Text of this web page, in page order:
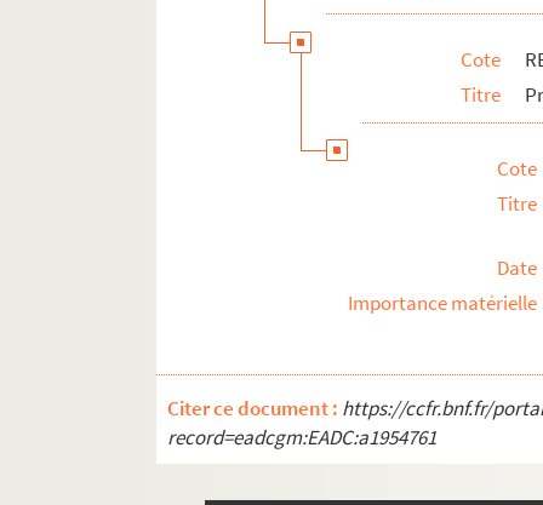
REC J 9.1-2. Alain Recoing directeur
REC J 10.1-2. Alain Recoing militant de
REC J 11.1-3. Autres activités
REC L 1. Archives des collaborateurs d'Alain
REC M 1-4. Documentation générale sur la
Cote
Titre
Cote
Titre
Date
Importance matérielle
Citer ce document : https://ccfr.bnf.fr/
record=eadcgm:EADC:a1954761